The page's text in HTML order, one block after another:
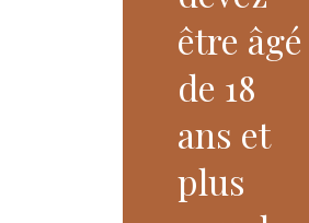
être âgé
de 18
ans et
plus